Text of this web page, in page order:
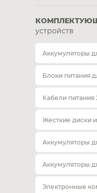
устройств
Аккумуляторы
Блоки питания
Кабели питания
Жесткие диски и
Аккумуляторы
Аккумуляторы
Электронные